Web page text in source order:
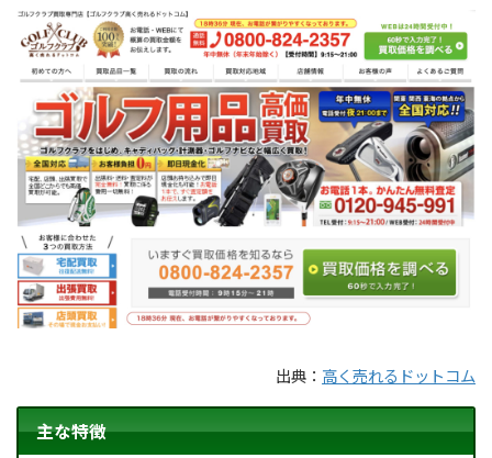
出典： 高く売れるドットコム
主な特徴